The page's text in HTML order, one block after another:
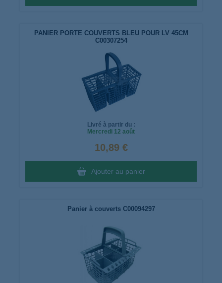
PANIER PORTE COUVERTS BLEU POUR LV 45CM
C00307254
Livré à partir du :
Mercredi 12 août
10,89 €
Ajouter au panier
Panier à couverts C00094297